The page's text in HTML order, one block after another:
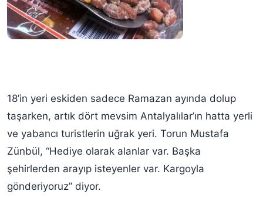
18’in yeri eskiden sadece Ramazan ayında dolup
taşarken, artık dört mevsim Antalyalılar’ın hatta yerli
ve yabancı turistlerin uğrak yeri. Torun Mustafa
Zünbül, “Hediye olarak alanlar var. Başka
şehirlerden arayıp isteyenler var. Kargoyla
gönderiyoruz” diyor.